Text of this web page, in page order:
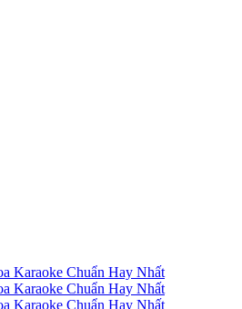
Karaoke Chuẩn Hay Nhất
Karaoke Chuẩn Hay Nhất
Karaoke Chuẩn Hay Nhất